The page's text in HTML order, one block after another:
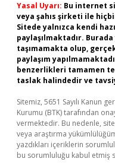
Yasal Uyarı: Bu internet
veya şahıs şirketi ile
Sitede yalnızca kendi
paylaşılmaktadır.
taşımamakta olup,
paylaşım
benzerlikleri tamamen
taslak halindedir ve
Sitemiz, 5651 Sayılı Kanun
Kurumu (BTK) tarafından
vermektedir. Bu nedenle,
veya araştırma
yazdıkları içeriklerin
bu sorumluluğu kabul etmiş